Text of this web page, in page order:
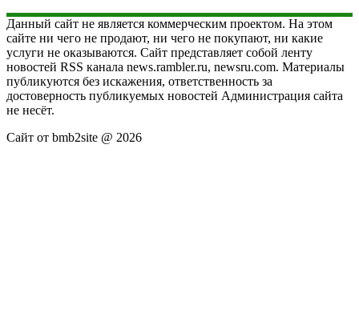
Данный сайт не является коммерческим проектом. На этом
сайте ни чего не продают, ни чего не покупают, ни какие
услуги не оказываются. Сайт представляет собой ленту
новостей RSS канала news.rambler.ru, newsru.com. Материалы
публикуются без искажения, ответственность за
достоверность публикуемых новостей Администрация сайта
не несёт.
Сайт от bmb2site @ 2026